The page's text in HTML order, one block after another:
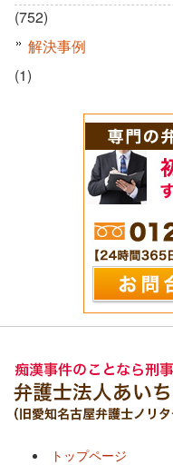
(752)
解決事例
(1)
トップページ